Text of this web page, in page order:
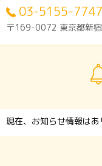
03-5155-7747
〒169-0072 東京都新
現在、お知らせ情報はあ